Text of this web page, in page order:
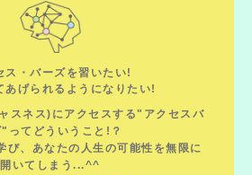
ス・バーズを習いたい!
あげられるようになりたい!
スネス)にアクセスする"アクセスバ
"ってどういうこと!？
び、あなたの人生の可能性を無限に
開いてしまう...^^